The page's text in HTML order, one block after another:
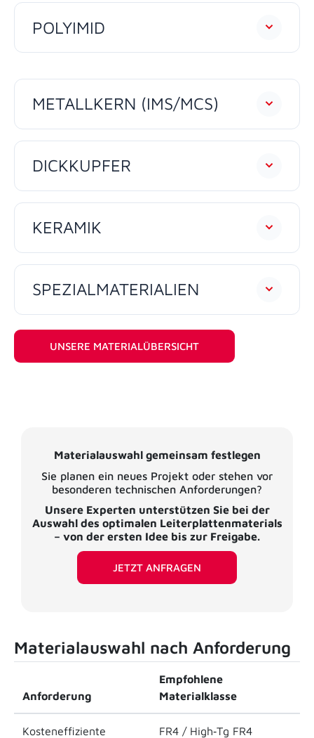
POLYIMID
METALLKERN (IMS/MCS)
DICKKUPFER
KERAMIK
SPEZIALMATERIALIEN
UNSERE MATERIALÜBERSICHT
Materialauswahl gemeinsam festlegen
Sie planen ein neues Projekt oder stehen vor
besonderen technischen Anforderungen?
Unsere Experten unterstützen Sie bei der
Auswahl des optimalen Leiterplattenmaterials
– von der ersten Idee bis zur Freigabe.
JETZT ANFRAGEN
Materialauswahl nach Anforderung
Anforderung
Empfohlene
Materialklasse
Kosteneffiziente
FR4 / High‑Tg FR4